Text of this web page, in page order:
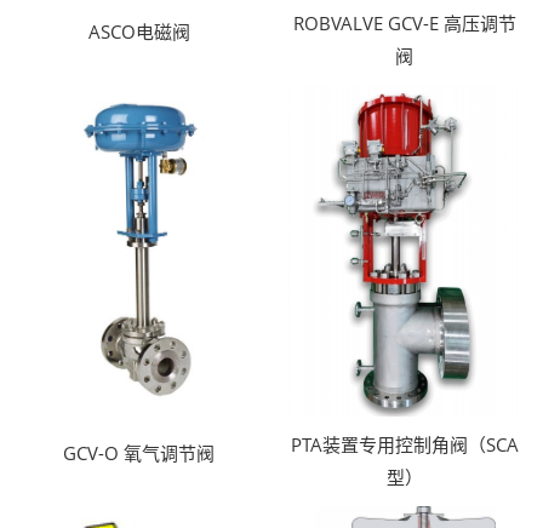
ASCO电磁阀
ROBVALVE GCV-E 高压调节
阀
GCV-O 氧气调节阀
PTA装置专用控制角阀（SCA
型）